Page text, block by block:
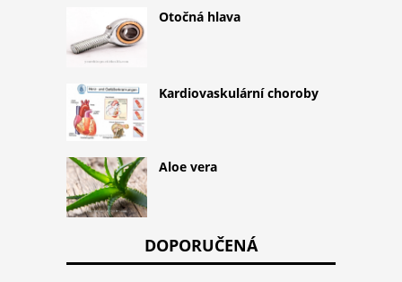
Otočná hlava
Kardiovaskulární choroby
Aloe vera
DOPORUČENÁ